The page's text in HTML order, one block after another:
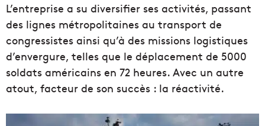
L’entreprise a su diversifier ses activités, passant
des lignes métropolitaines au transport de
congressistes ainsi qu’à des missions logistiques
d’envergure, telles que le déplacement de 5000
soldats américains en 72 heures. Avec un autre
atout, facteur de son succès : la réactivité.